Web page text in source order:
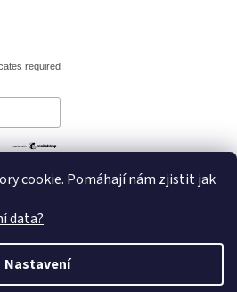
cookie. Pomáhají nám zjistit jak
data?
Nastavení
required
Vytvořil Shoptet